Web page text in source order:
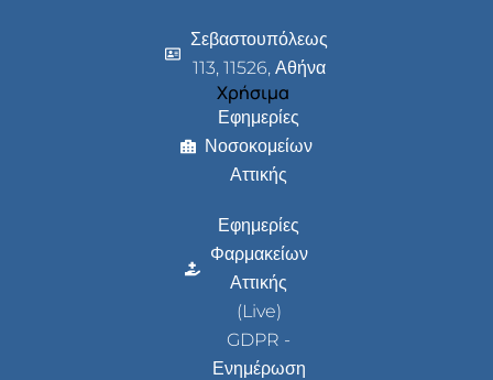
Σεβαστουπόλεως
113, 11526, Αθήνα
Χρήσιμα
Εφημερίες
Νοσοκομείων
Αττικής
Εφημερίες
Φαρμακείων
Αττικής
(Live)
GDPR -
Ενημέρωση